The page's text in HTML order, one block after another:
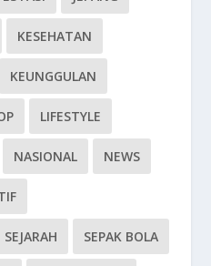
KESEHATAN
KEUNGGULAN
LIFESTYLE
NASIONAL NEWS
SEJARAH SEPAK BOLA